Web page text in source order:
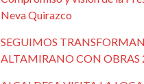
Neva Quirazco
SEGUIMOS
ALTAMIRANO CON OBRAS